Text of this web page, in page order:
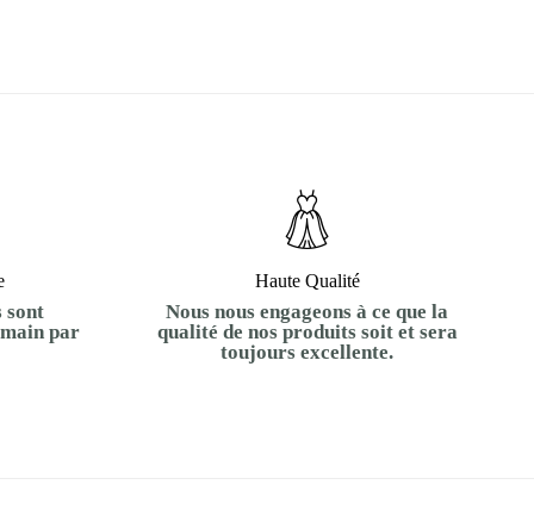
sont
par
Haute Qualité
Nous nous engageons à ce que la
qualité de nos produits soit et sera
toujours excellente.